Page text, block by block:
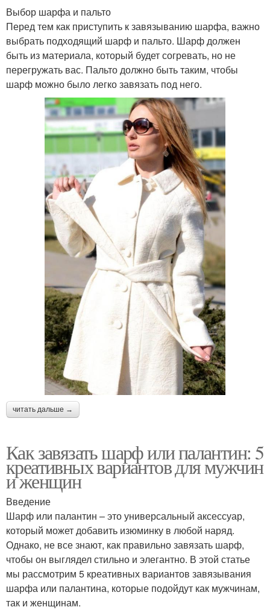
Выбор шарфа и пальто
Перед тем как приступить к завязыванию шарфа, важно
выбрать подходящий шарф и пальто. Шарф должен
быть из материала, который будет согревать, но не
перегружать вас. Пальто должно быть таким, чтобы
шарф можно было легко завязать под него.
читать дальше →
Как завязать шарф или палантин: 5
креативных вариантов для мужчин
и женщин
Введение
Шарф или палантин – это универсальный аксессуар,
который может добавить изюминку в любой наряд.
Однако, не все знают, как правильно завязать шарф,
чтобы он выглядел стильно и элегантно. В этой статье
мы рассмотрим 5 креативных вариантов завязывания
шарфа или палантина, которые подойдут как мужчинам,
так и женщинам.